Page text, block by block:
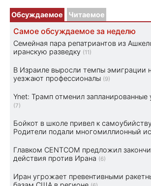
Обсуждаемое Читаемое
Самое обсуждаемое за неделю
Семейная пара репатриантов из
иранскую разведку (11)
В Израиле выросли темпы эмиграции
уезжают профессионалы (9)
Ynet: Трамп отменил запланированные
(7)
Бойкот в школе привел к
Родители подали многомиллионный
Главком CENTCOM предложил
действия против Ирана (6)
Иран угрожает превентивными